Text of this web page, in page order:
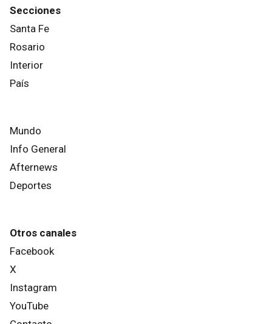
Secciones
Santa Fe
Rosario
Interior
País
Mundo
Info General
Afternews
Deportes
Otros canales
Facebook
X
Instagram
YouTube